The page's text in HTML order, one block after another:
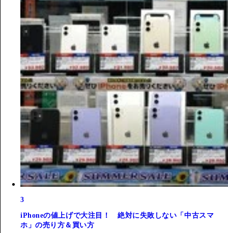
3
iPhoneの値上げで大注目！ 絶対に失敗しない「中古スマ
ホ」の売り方＆買い方